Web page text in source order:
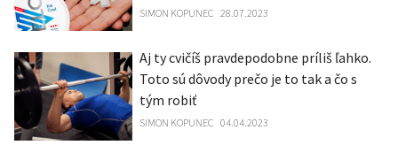
SIMON KOPUNEC 28.07.2023
Aj ty cvičíš pravdepodobne príliš ľahko.
Toto sú dôvody prečo je to tak a čo s
tým robiť
SIMON KOPUNEC 04.04.2023